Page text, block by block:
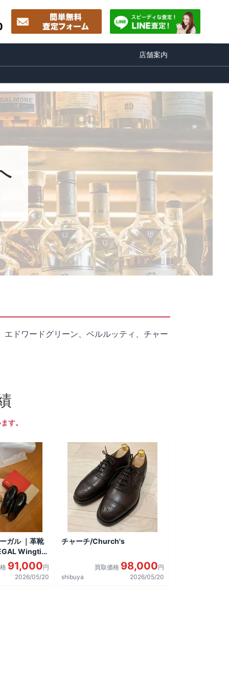
店舗案内
ドワードグリーン、ベルルッティ、チャー
す。
ガル ｜革靴
Wingtip
した。
91,000円
2026/05/20
チャーチ/Church's
買取価格 98,000円
shibuya
2026/05/20